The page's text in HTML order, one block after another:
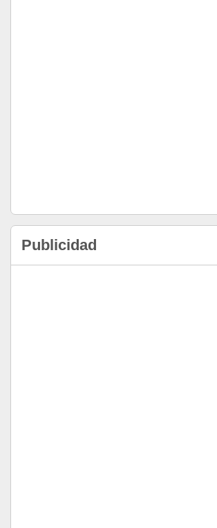
Publicidad